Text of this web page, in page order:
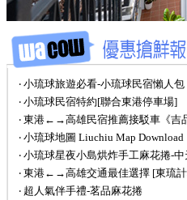
‧ 小琉球旅遊必看-小琉球民宿懶人包
‧ 小琉球民宿特約[聯合東港停車場]
‧ 東港←→高雄民宿推薦接駁車《吉
‧ 小琉球地圖 Liuchiu Map Download
‧ 小琉球星夜小島烘炸手工麻花捲-
‧ 東港←→高雄交通最佳選擇 [東琉
‧ 超人氣伴手禮-茗品麻花捲